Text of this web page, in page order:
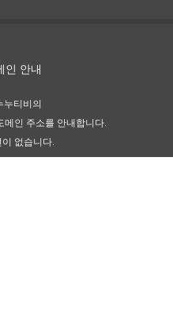
인 안내
누티비의
메인 주소를 안내합니다.
없습니다.